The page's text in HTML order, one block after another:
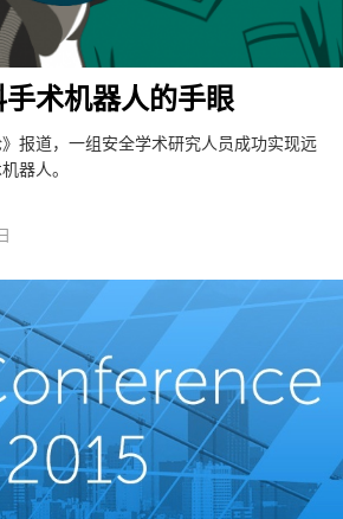
术机器人的手眼
报道，一组安全学术研究人员成功实现远
器人。